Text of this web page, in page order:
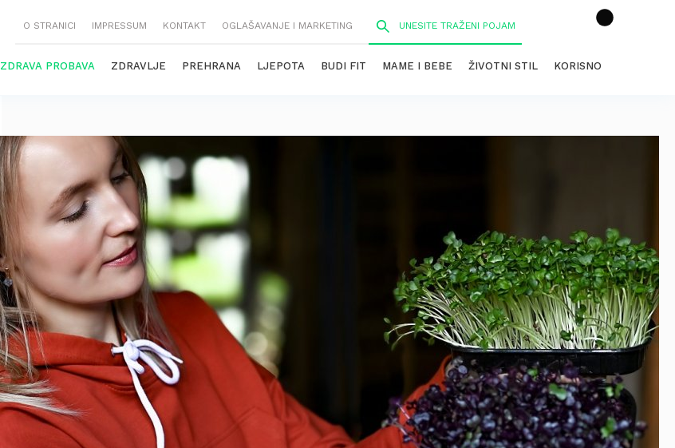
O STRANICI IMPRESSUM KONTAKT OGLAŠAVANJE I MARKETING
ZDRAVA PROBAVA ZDRAVLJE PREHRANA LJEPOTA BUDI FIT MAME I BEBE ŽIVOTNI STIL KORISNO